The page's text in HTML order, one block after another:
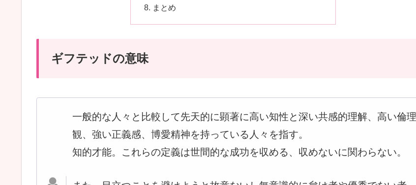
まとめ
ギフテッドの意味
一般的な人々と比較して先天的に顕著に高い知性と深い共感的理解、高い倫理
観、強い正義感、博愛精神を持っている人々を指す。
知的才能。これらの定義は世間的な成功を収める、収めないに関わらない。